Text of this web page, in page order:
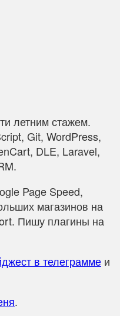
летним стажем.
Git, WordPress,
DLE, Laravel,
Page Speed,
магазинов на
Пишу плагины на
в телеграмме и
.